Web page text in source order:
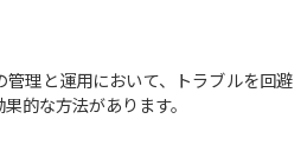
管理と運用において、トラブルを回避
的な方法があります。